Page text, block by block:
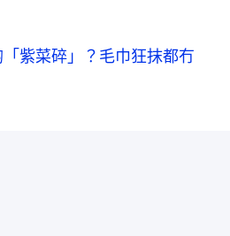
紫菜碎」？毛巾狂抹都冇